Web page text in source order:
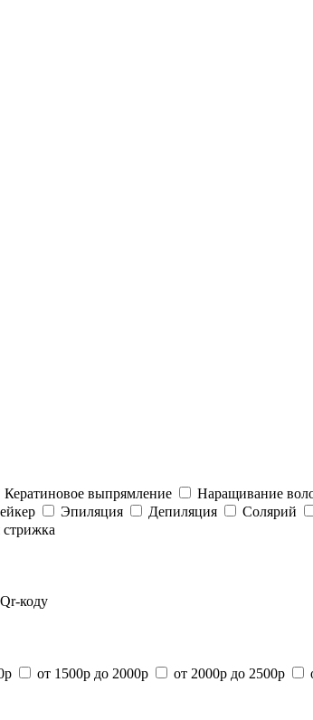
Кератиновое выпрямление Наращивание
Эпиляция Депиляция Солярий
коду
от 1500р до 2000р от 2000р до 2500р